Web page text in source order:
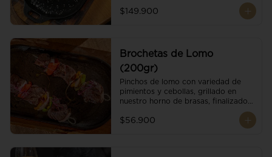
cristales de sal y mantequilla de ajo
y pimientos. Dos guarniciones a
$149.900
Brochetas de Lomo
(200gr)
Pinchos de lomo con variedad de
pimientos y cebollas, grillado en
nuestro horno de brasas, finalizado
con cristales de sal. Acompañado de
salsa criolla.
$56.900